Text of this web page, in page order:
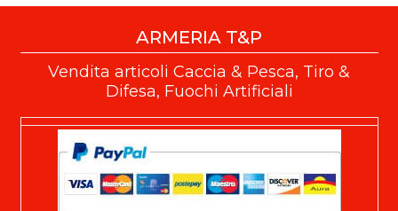
ARMERIA T&P
Vendita articoli Caccia & Pesca, Tiro &
Difesa, Fuochi Artificiali